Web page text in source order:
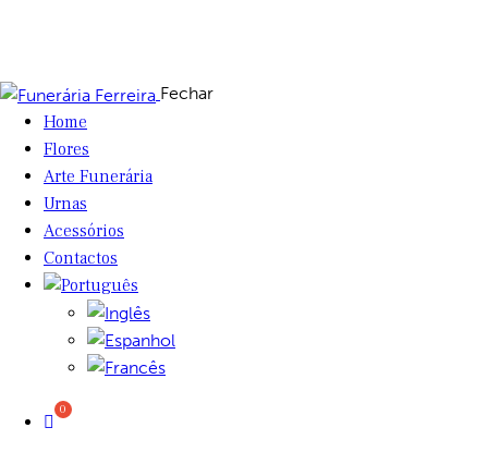
Fechar
Home
Flores
Arte Funerária
Urnas
Acessórios
Contactos